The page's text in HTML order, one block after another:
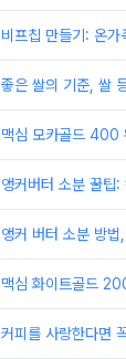
비프칩 만들기: 온가
좋은 쌀의 기준, 쌀
맥심 모카골드 400
앵커버터 소분 꿀팁
앵커 버터 소분 방
맥심 화이트골드
커피를 사랑한다면